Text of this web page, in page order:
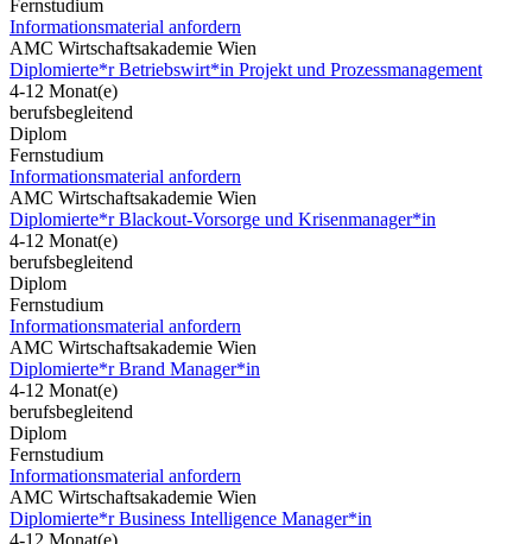
Fernstudium
Informationsmaterial anfordern
AMC Wirtschaftsakademie Wien
Diplomierte*r Betriebswirt*in Projekt und Prozessmanagement
4-12 Monat(e)
berufsbegleitend
Diplom
Fernstudium
Informationsmaterial anfordern
AMC Wirtschaftsakademie Wien
Diplomierte*r Blackout-Vorsorge und Krisenmanager*in
4-12 Monat(e)
berufsbegleitend
Diplom
Fernstudium
Informationsmaterial anfordern
AMC Wirtschaftsakademie Wien
Diplomierte*r Brand Manager*in
4-12 Monat(e)
berufsbegleitend
Diplom
Fernstudium
Informationsmaterial anfordern
AMC Wirtschaftsakademie Wien
Diplomierte*r Business Intelligence Manager*in
4-12 Monat(e)